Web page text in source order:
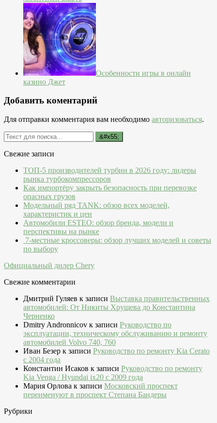
Особенности игры в онлайн
казино Джет
Добавить коментарий
Для отправки комментария вам необходимо авторизоваться.
Свежие записи
ТОП-5 производителей турбин в 2026 году: лидеры
рынка турбокомпрессоров
Как импортёру закрыть безопасность при перевозке
опасных грузов
Модельный ряд TANK: обзор всех моделей,
характеристик и цен
Автомобили ESTEO: обзор бренда, модели и
перспективы на рынке
7-местные кроссоверы: обзор лучших моделей и советы
по выбору
Официальный дилер Chery
Свежие комментарии
Дмитрий Гуляев к записи Выставка правительственных
автомобилей: От Никиты Хрущева до Константина
Черненко
Dmitry Andronnicov к записи Руководство по
эксплуатации, техническому обслуживанию и ремонту
автомобилей Volvo 740, 760
Иван Безер к записи Руководство по ремонту Kia Cerato
c 2004 года
Константин Исаков к записи Руководство по ремонту
Kia Venga / Hyundai ix20 c 2009 года
Мария Орлова к записи Московский проспект
переименуют в проспект Степана Бандеры
Рубрики